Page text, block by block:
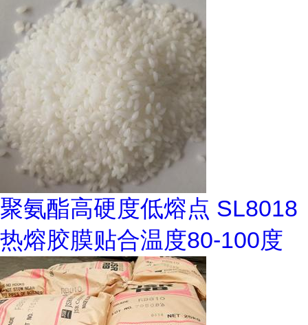
聚氨酯高硬度低熔点 SL8018
热熔胶膜贴合温度80-100度